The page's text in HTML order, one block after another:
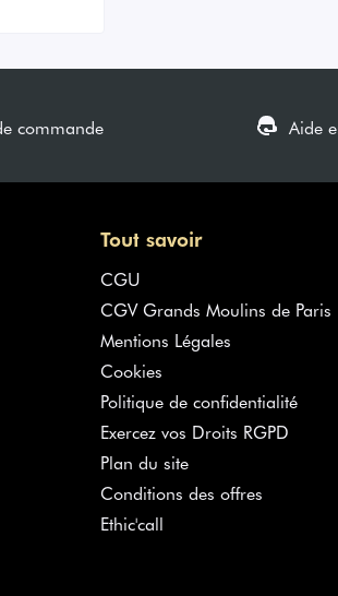
commande Aide
Tout savoir
CGU
CGV Grands Moulins de Paris
Mentions Légales
Cookies
Politique de confidentialité
Exercez vos Droits RGPD
Plan du site
Conditions des offres
Ethic'call